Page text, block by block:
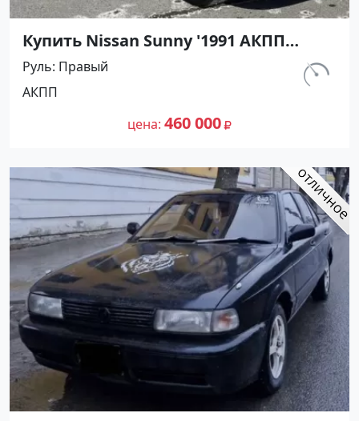
Купить Nissan Sunny '1991 АКПП
(1400/75 л.с.) Бензин инжектор
Тамань цвет Черный Седан по цене
460000 рублей, объявление №27493
на сайте Авторынок23
Руль Правый
АКПП
цена 460 000